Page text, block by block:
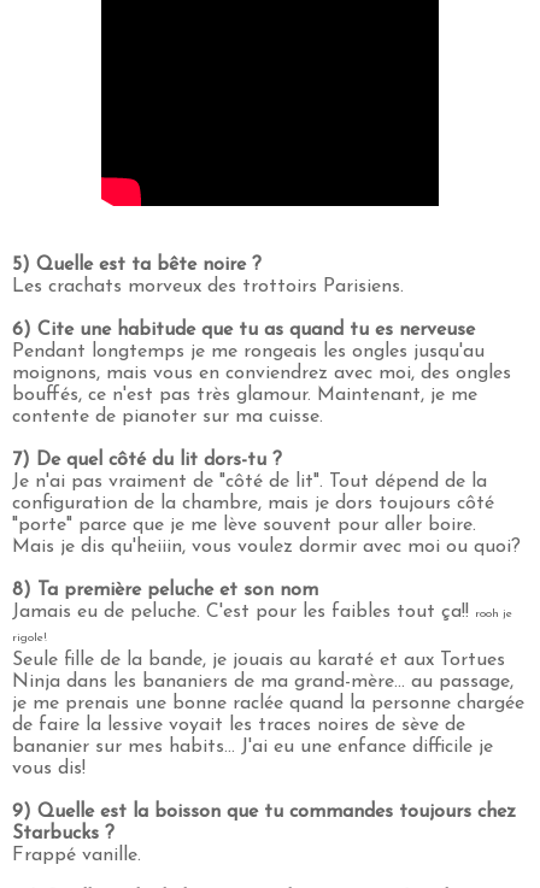
5) Quelle est ta bête noire ?
Les crachats morveux des trottoirs Parisiens.
6) Cite une habitude que tu as quand tu es nerveuse
Pendant longtemps je me rongeais les ongles jusqu'au
moignons, mais vous en conviendrez avec moi, des ongles
bouffés, ce n'est pas très glamour. Maintenant, je me
contente de pianoter sur ma cuisse.
7) De quel côté du lit dors-tu ?
Je n'ai pas vraiment de "côté de lit". Tout dépend de la
configuration de la chambre, mais je dors toujours côté
"porte" parce que je me lève souvent pour aller boire.
Mais je dis qu'heiiin, vous voulez dormir avec moi ou quoi?
8) Ta première peluche et son nom
Jamais eu de peluche. C'est pour les faibles tout ça!! rooh je
rigole!
Seule fille de la bande, je jouais au karaté et aux Tortues
Ninja dans les bananiers de ma grand-mère... au passage,
je me prenais une bonne raclée quand la personne chargée
de faire la lessive voyait les traces noires de sève de
bananier sur mes habits... J'ai eu une enfance difficile je
vous dis!
9) Quelle est la boisson que tu commandes toujours chez
Starbucks ?
Frappé vanille.